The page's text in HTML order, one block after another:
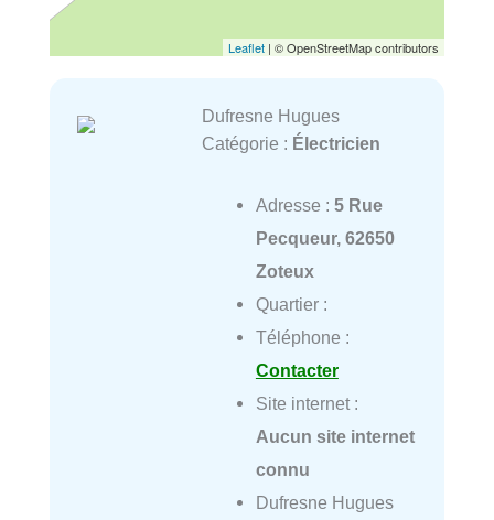
Leaflet | © OpenStreetMap contributors
Dufresne Hugues
Catégorie : Électricien
Adresse : 5 Rue
Pecqueur, 62650
Zoteux
Quartier :
Téléphone :
Contacter
Site internet :
Aucun site internet
connu
Dufresne Hugues